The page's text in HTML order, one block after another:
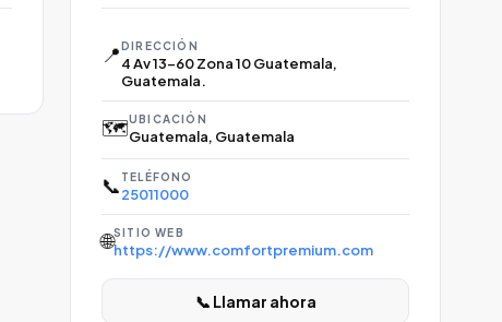
📍DIRECCIÓN
4 Av 13-60 Zona 10 Guatemala,
Guatemala.
🗺️UBICACIÓN
Guatemala, Guatemala
📞 TELÉFONO
25011000
🌐SITIO WEB
https://www.comfortpremium.com
📞 Llamar ahora